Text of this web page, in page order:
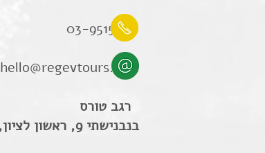
03-9515051
hello@regevtours.co.il
רגב טורס
בנבנישתי 9, ראשון לציון, מיקוד 75779